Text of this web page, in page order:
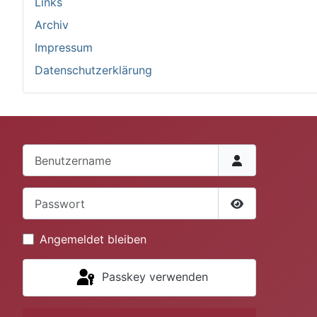
Archiv
Impressum
Datenschutzerklärung
Passwort
Angemeldet bleiben
Passkey verwenden